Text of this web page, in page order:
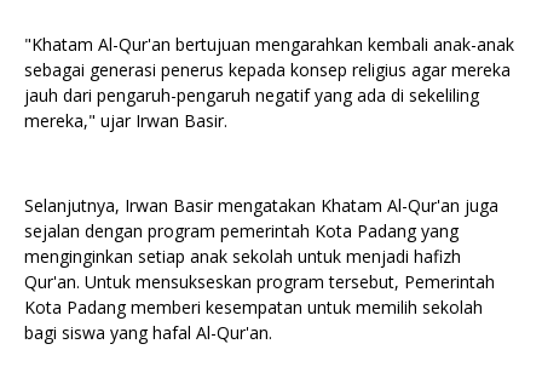
"Khatam Al-Qur'an bertujuan mengarahkan kembali anak-anak
sebagai generasi penerus kepada konsep religius agar mereka
jauh dari pengaruh-pengaruh negatif yang ada di sekeliling
mereka," ujar Irwan Basir.
Selanjutnya, Irwan Basir mengatakan Khatam Al-Qur'an juga
sejalan dengan program pemerintah Kota Padang yang
menginginkan setiap anak sekolah untuk menjadi hafizh
Qur'an. Untuk mensukseskan program tersebut, Pemerintah
Kota Padang memberi kesempatan untuk memilih sekolah
bagi siswa yang hafal Al-Qur'an.